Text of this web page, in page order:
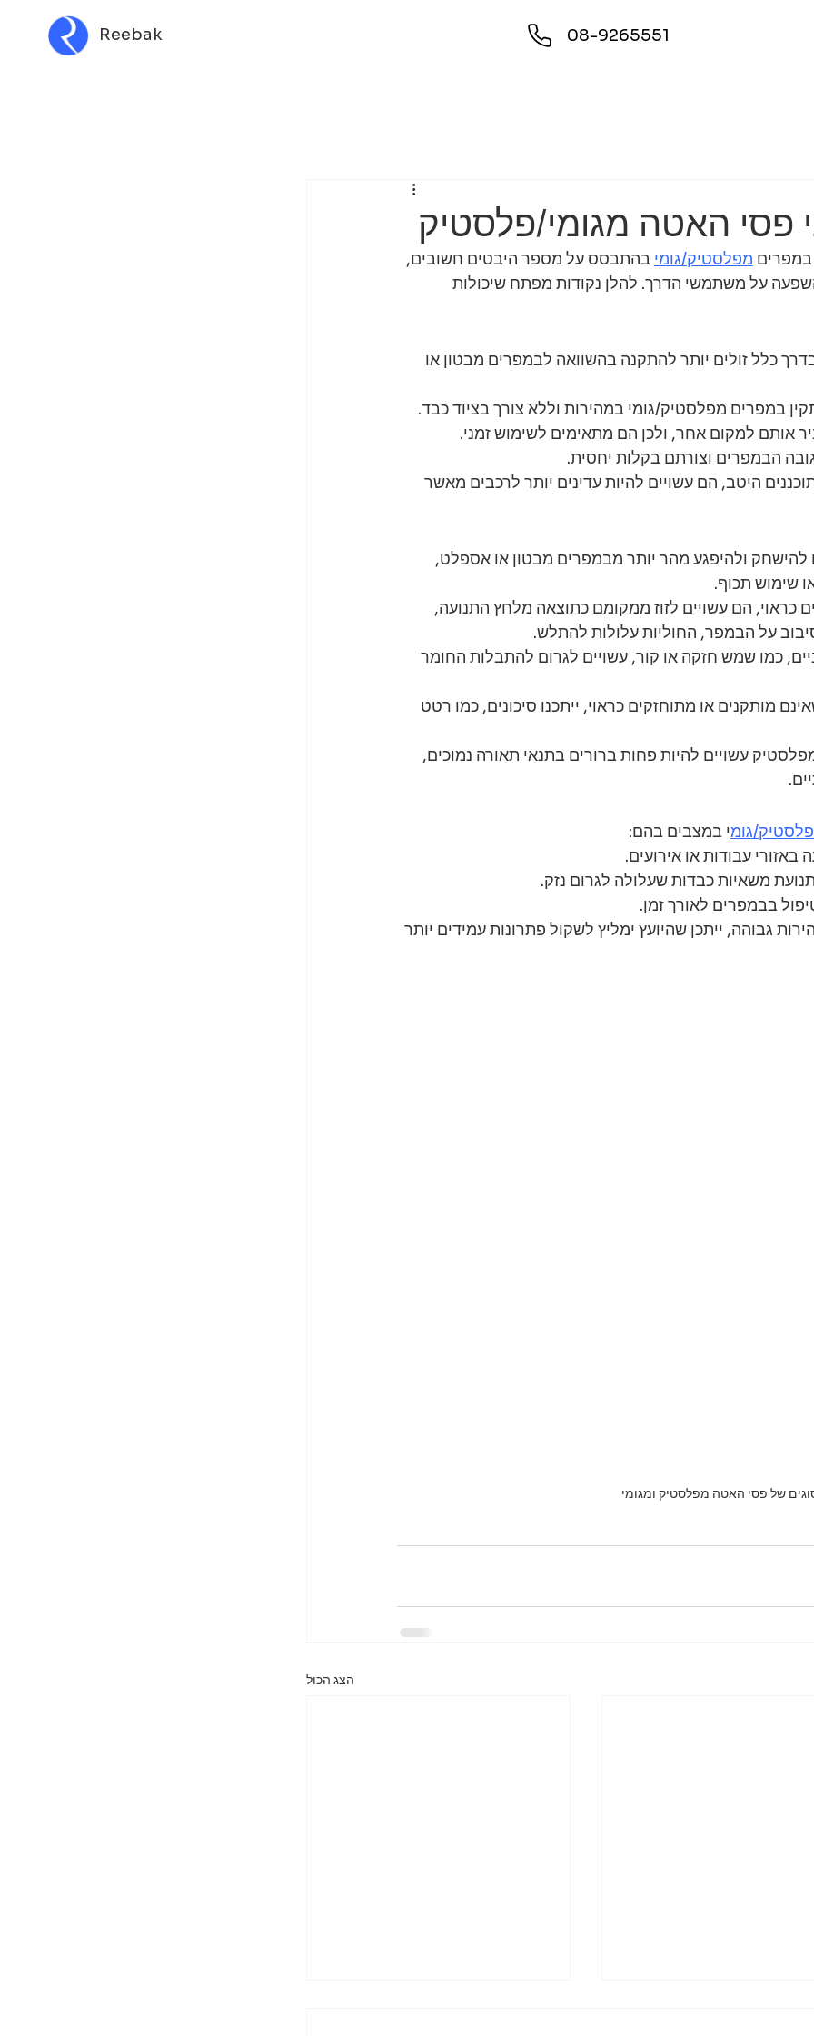
08-9265551
Reebak
פסי האטה מגומי/פלסטיק
במפרים מפלסטיק/גומי בהתבסס על מספר היבטים חשובים,
על משתמשי הדרך. להלן נקודות מפתח שיכולות
כלל זולים יותר להתקנה בהשוואה לבמפרים מבטון או
במפרים מפלסטיק/גומי במהירות וללא צורך בציוד כבד.
אותם למקום אחר, ולכן הם מתאימים לשימוש זמני.
הבמפרים וצורתם בקלות יחסית.
היטב, הם עשויים להיות עדינים יותר לרכבים מאשר
ולהיפגע מהר יותר מבמפרים מבטון או אספלט,
שימוש תכוף.
כראוי, הם עשויים לזוז ממקומם כתוצאה מלחץ התנועה,
על הבמפר, החוליות עלולות להתלש.
כמו שמש חזקה או קור, עשויים לגרום להתבלות החומר
מותקנים או מתוחזקים כראוי, ייתכנו סיכונים, כמו רטט
עשויים להיות פחות ברורים בתנאי תאורה נמוכים,
גומי במצבים בהם:
באזורי עבודות או אירועים.
משאיות כבדות שעלולה לגרום נזק.
בבמפרים לאורך זמן.
גבוהה, ייתכן שהיועץ ימליץ לשקול פתרונות עמידים יותר
של פסי האטה מפלסטיק ומגומי
הצג הכול